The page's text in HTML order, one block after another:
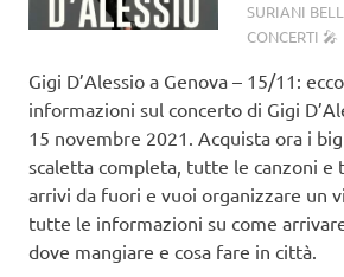
SURIANI
CONCERTI 🎤
Gigi D’Alessio a Genova – 15/11:
informazioni sul concerto di Gigi
15 novembre 2021. Acquista ora i
scaletta completa, tutte le canzoni e
arrivi da fuori e vuoi organizzare un
tutte le informazioni su come
dove mangiare e cosa fare in città.